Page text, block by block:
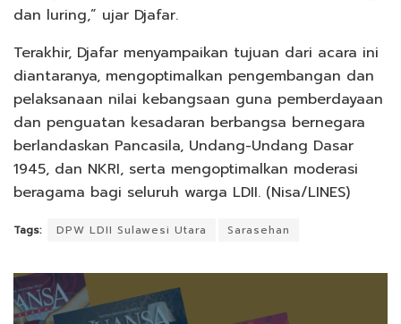
dan luring,” ujar Djafar.
Terakhir, Djafar menyampaikan tujuan dari acara ini
diantaranya, mengoptimalkan pengembangan dan
pelaksanaan nilai kebangsaan guna pemberdayaan
dan penguatan kesadaran berbangsa bernegara
berlandaskan Pancasila, Undang-Undang Dasar
1945, dan NKRI, serta mengoptimalkan moderasi
beragama bagi seluruh warga LDII. (Nisa/LINES)
Tags: DPW LDII Sulawesi Utara Sarasehan